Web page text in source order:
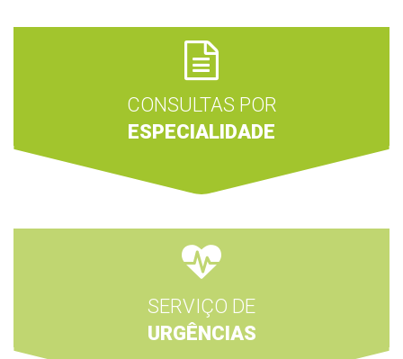
CONSULTAS POR
ESPECIALIDADE
SERVIÇO DE
URGÊNCIAS